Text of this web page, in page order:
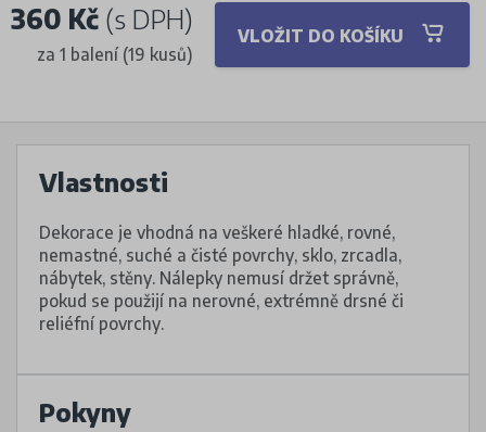
360 Kč (s DPH)
za 1 balení (19 kusů)
VLOŽIT DO KOŠÍKU
Vlastnosti
Dekorace je vhodná na veškeré hladké, rovné,
nemastné, suché a čisté povrchy, sklo, zrcadla,
nábytek, stěny. Nálepky nemusí držet správně,
pokud se použijí na nerovné, extrémně drsné či
reliéfní povrchy.
Pokyny